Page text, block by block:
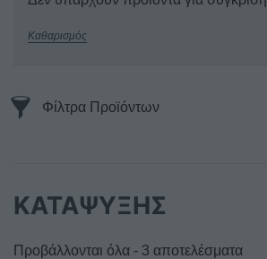
Καθαρισμός
Φίλτρα Προϊόντων
ΚΑΤΑΨΥΞΗΣ
Προβάλλονται όλα - 3 αποτελέσματα